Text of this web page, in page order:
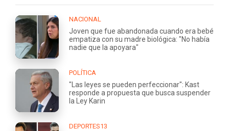
NACIONAL
Joven que fue abandonada cuando era bebé
empatiza con su madre biológica: "No había
nadie que la apoyara"
POLÍTICA
"Las leyes se pueden perfeccionar": Kast
responde a propuesta que busca suspender
la Ley Karin
DEPORTES13